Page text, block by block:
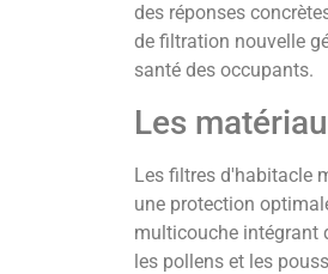
des réponses
de filtration nouvelle
santé des occupants.
Les
Les filtres d'habitacle
une protection
multicouche intégrant
les pollens et les